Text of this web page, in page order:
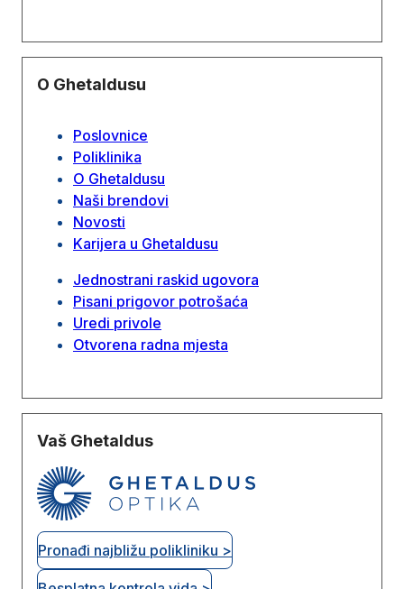
O Ghetaldusu
Poslovnice
Poliklinika
O Ghetaldusu
Naši brendovi
Novosti
Karijera u Ghetaldusu
Jednostrani raskid ugovora
Pisani prigovor potrošaća
Uredi privole
Otvorena radna mjesta
Vaš Ghetaldus
Pronađi najbližu polikliniku >